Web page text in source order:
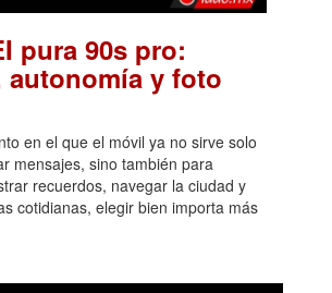
pura 90s pro:
autonomía y foto
en el que el móvil ya no sirve solo
mensajes, sino también para
recuerdos, navegar la ciudad y
cotidianas, elegir bien importa más